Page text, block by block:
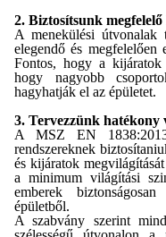
2. Biztosítsunk
A menekülési útvonalak
elegendő és megfelelően
Fontos, hogy a kijáratok
hogy nagyobb
hagyhatják el az épületet.
3. Tervezzünk hatékony
A MSZ EN
rendszereknek
és kijáratok
a minimum világítási
emberek
épületből.
A szabvány szerint